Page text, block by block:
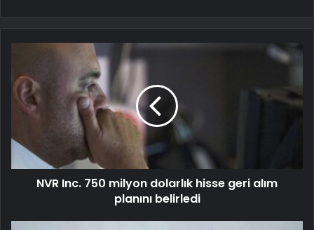
NVR Inc. 750 milyon dolarlık hisse geri alım
planını belirledi